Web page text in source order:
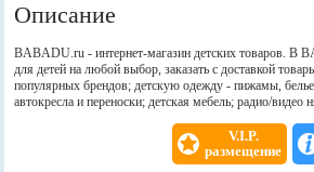
Описание
BABADU.ru - интернет-магазин детских товаров. В
для детей на любой выбор, заказать с доставкой
популярных брендов; детскую одежду - пижамы,
автокресла и переноски; детская мебель; радио/видео
V.I.P.
размещение